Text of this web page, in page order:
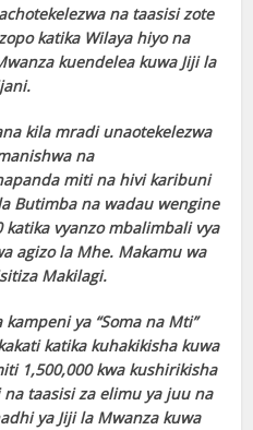
na taasisi zote
katika Wilaya hiyo na
kuendelea kuwa Jiji la
kila mradi unaotekelezwa
na
miti na hivi karibuni
Butimba na wadau wengine
vyanzo mbalimbali vya
agizo la Mhe. Makamu wa
Makilagi.
ya “Soma na Mti”
katika kuhakikisha kuwa
1,500,000 kwa kushirikisha
taasisi za elimu ya juu na
ya Jiji la Mwanza kuwa